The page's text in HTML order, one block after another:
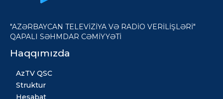
"AZƏRBAYCAN TELEVİZİYA VƏ RADİO VERİLİŞLƏRİ"
QAPALI SƏHMDAR CƏMİYYƏTİ
Haqqımızda
AzTV QSC
Struktur
Hesabat